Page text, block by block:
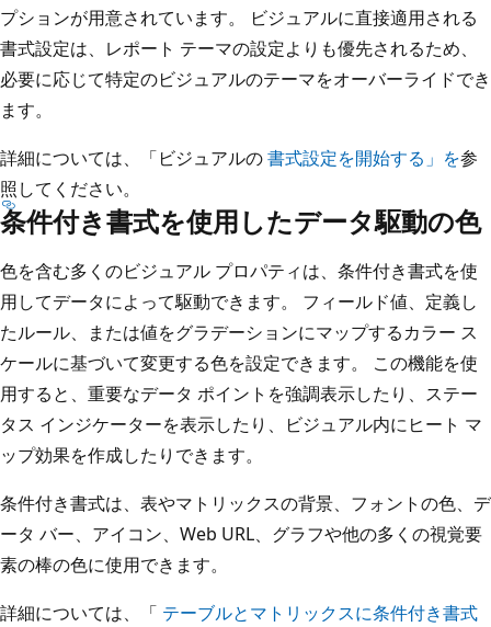
プションが用意されています。 ビジュアルに直接適用される
書式設定は、レポート テーマの設定よりも優先されるため、
必要に応じて特定のビジュアルのテーマをオーバーライドでき
ます。
詳細については、「ビジュアルの書式設定を開始する」を参
照してください。
条件付き書式を使用したデータ駆動の色
色を含む多くのビジュアル プロパティは、条件付き書式を使
用してデータによって駆動できます。 フィールド値、定義し
たルール、または値をグラデーションにマップするカラー ス
ケールに基づいて変更する色を設定できます。 この機能を使
用すると、重要なデータ ポイントを強調表示したり、ステー
タス インジケーターを表示したり、ビジュアル内にヒート マ
ップ効果を作成したりできます。
条件付き書式は、表やマトリックスの背景、フォントの色、デ
ータ バー、アイコン、Web URL、グラフや他の多くの視覚要
素の棒の色に使用できます。
詳細については、「 テーブルとマトリックスに条件付き書式